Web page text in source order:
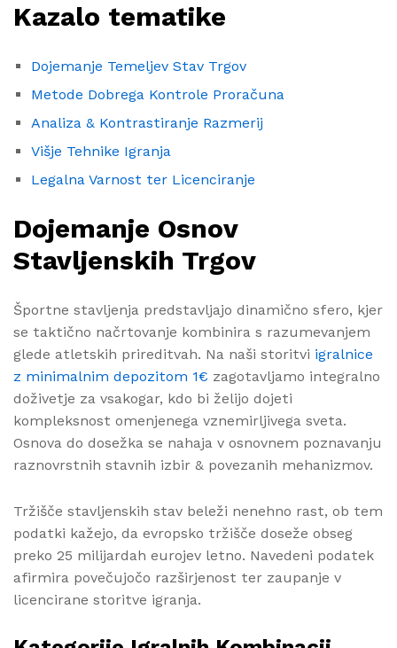
Kazalo tematike
Dojemanje Temeljev Stav Trgov
Metode Dobrega Kontrole Proračuna
Analiza & Kontrastiranje Razmerij
Višje Tehnike Igranja
Legalna Varnost ter Licenciranje
Dojemanje Osnov
Stavljenskih Trgov
Športne stavljenja predstavljajo dinamično sfero, kjer
se taktično načrtovanje kombinira s razumevanjem
glede atletskih prireditvah. Na naši storitvi igralnice
z minimalnim depozitom 1€ zagotavljamo integralno
doživetje za vsakogar, kdo bi želijo dojeti
kompleksnost omenjenega vznemirljivega sveta.
Osnova do dosežka se nahaja v osnovnem poznavanju
raznovrstnih stavnih izbir & povezanih mehanizmov.
Tržišče stavljenskih stav beleži nenehno rast, ob tem
podatki kažejo, da evropsko tržišče doseže obseg
preko 25 milijardah eurojev letno. Navedeni podatek
afirmira povečujočo razširjenost ter zaupanje v
licencirane storitve igranja.